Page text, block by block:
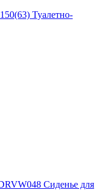
Туалетно-
Сиденье для